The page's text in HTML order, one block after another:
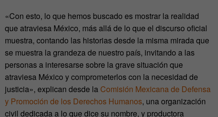
«Con esto, lo que hemos buscado es mostrar la realidad
que atraviesa México, más allá de lo que el discurso oficial
muestra, contando las historias desde la misma mirada que
se muestra la grandeza de nuestro país, invitando a las
personas a interesarse sobre la grave situación que
atraviesa México y comprometerlos con la necesidad de
justicia», explican desde la Comisión Mexicana de Defensa
y Promoción de los Derechos Humanos, una organización
civil dedicada a lo que dice su nombre, y productora